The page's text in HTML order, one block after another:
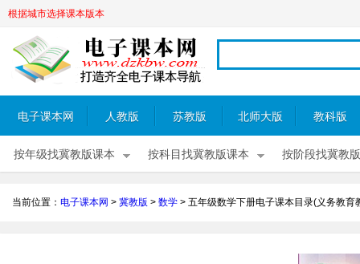
根据城市选择课本版本
电子课本网 人教版 苏教版 北师大版 教科版
按年级找冀教版课本 按科目找冀教版课本 按阶段找冀教
当前位置： 电子课本网 > 冀教版 > 数学 > 五年级数学下册电子课本目录(义务教育